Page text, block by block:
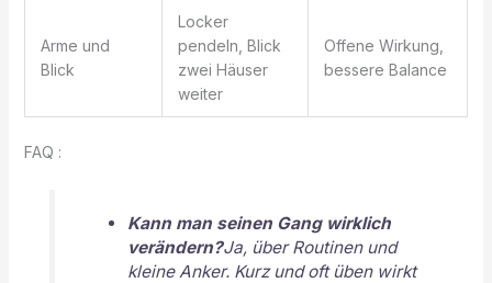
Arme und
Blick
Locker
pendeln, Blick
zwei Häuser
weiter
Offene Wirkung,
bessere Balance
FAQ :
Kann man seinen Gang wirklich
verändern?Ja, über Routinen und
kleine Anker. Kurz und oft üben wirkt